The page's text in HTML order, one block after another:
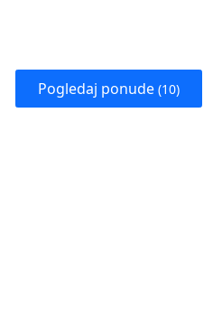
Pogledaj ponude (10)